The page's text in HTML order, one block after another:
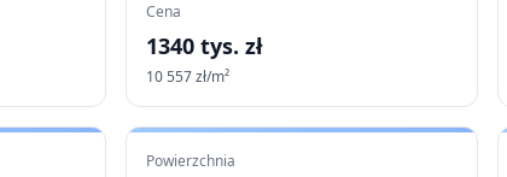
Cena
1340 tys. zł
10 557zł/m²
Powierzchnia